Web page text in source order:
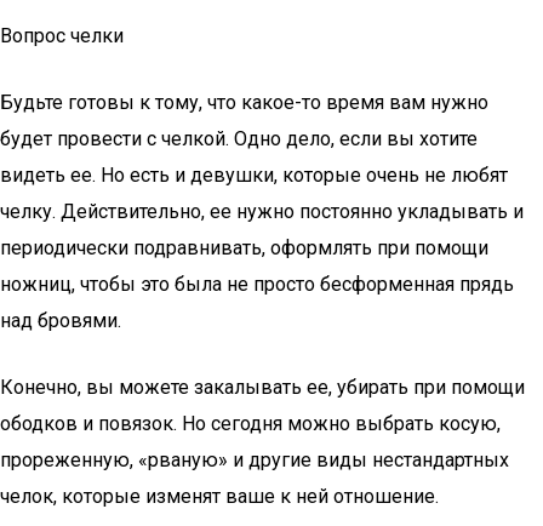
Вопрос челки
Будьте готовы к тому, что какое-то время вам нужно
будет провести с челкой. Одно дело, если вы хотите
видеть ее. Но есть и девушки, которые очень не любят
челку. Действительно, ее нужно постоянно укладывать и
периодически подравнивать, оформлять при помощи
ножниц, чтобы это была не просто бесформенная прядь
над бровями.
Конечно, вы можете закалывать ее, убирать при помощи
ободков и повязок. Но сегодня можно выбрать косую,
прореженную, «рваную» и другие виды нестандартных
челок, которые изменят ваше к ней отношение.